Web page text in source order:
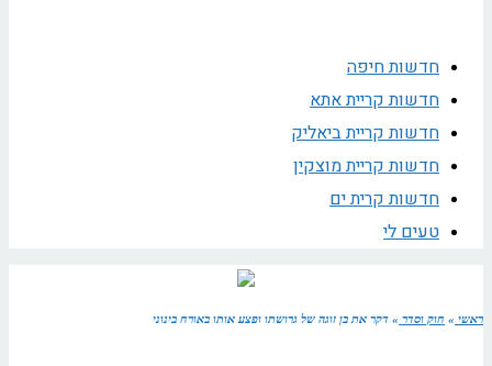
חדשות חיפה
חדשות קריית אתא
חדשות קריית ביאליק
חדשות קריית מוצקין
חדשות קרית ים
טעים לי
ראשי » חוק וסדר » דקר את בן זוגה של גרושתו ופצע אותו באורח בינוני